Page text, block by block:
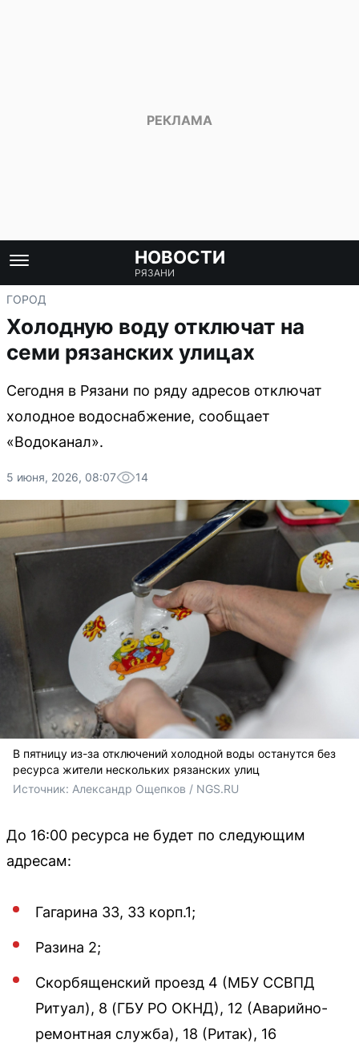
НОВОСТИ
РЯЗАНИ
ГОРОД
Холодную воду отключат на
семи рязанских улицах
Сегодня в Рязани по ряду адресов отключат
холодное водоснабжение, сообщает
«Водоканал».
5 июня, 2026, 08:07 14
В пятницу из-за отключений холодной воды останутся без
ресурса жители нескольких рязанских улиц
Источник: Александр Ощепков / NGS.RU
До 16:00 ресурса не будет по следующим
адресам:
Гагарина 33, 33 корп.1;
Разина 2;
Скорбященский проезд 4 (МБУ ССВПД
Ритуал), 8 (ГБУ РО ОКНД), 12 (Аварийно-
ремонтная служба), 18 (Ритак), 16